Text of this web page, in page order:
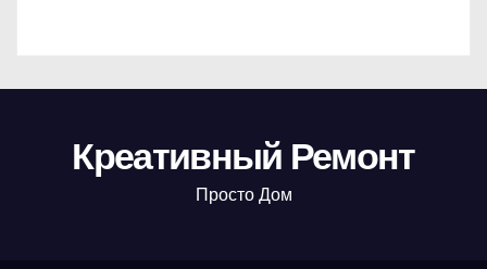
Креативный Ремонт
Просто Дом